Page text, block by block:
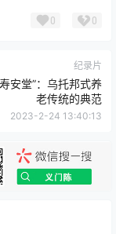
0 0
纪录片
安堂”：乌托邦式养
老传统的典范
2023-2-24 13:40:13